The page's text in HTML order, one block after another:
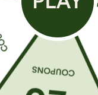
PRODUKT ID: 02761377